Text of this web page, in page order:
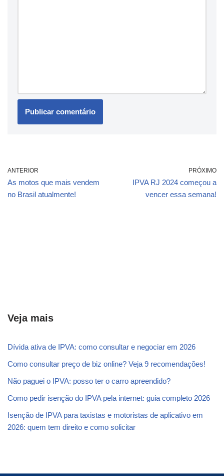
ANTERIOR
As motos que mais vendem
no Brasil atualmente!
PRÓXIMO
IPVA RJ 2024 começou a
vencer essa semana!
Veja mais
Dívida ativa de IPVA: como consultar e negociar em 2026
Como consultar preço de biz online? Veja 9 recomendações!
Não paguei o IPVA: posso ter o carro apreendido?
Como pedir isenção do IPVA pela internet: guia completo 2026
Isenção de IPVA para taxistas e motoristas de aplicativo em
2026: quem tem direito e como solicitar